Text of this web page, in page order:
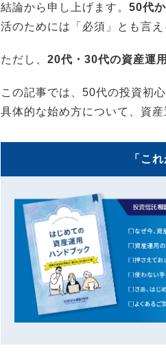
結論から申し上げます。 50代
活のためには「必須」とも言
ただし、 20代・30代の資産運
この記事では、50代の投資初
具体的な始め方について、資
「こ